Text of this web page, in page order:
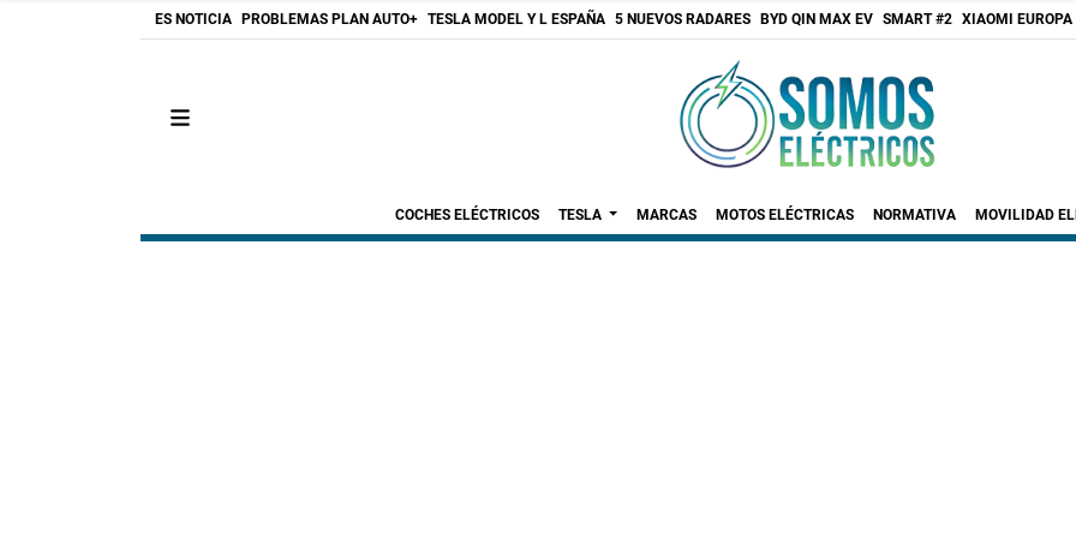
ES NOTICIA PROBLEMAS PLAN AUTO+ TESLA MODEL Y L ESPAÑA 5 NUEVOS RADARES BYD QIN MAX EV SMART #2 XIAOMI EUROPA
COCHES ELÉCTRICOS TESLA MARCAS MOTOS ELÉCTRICAS NORMATIVA MOVILIDAD